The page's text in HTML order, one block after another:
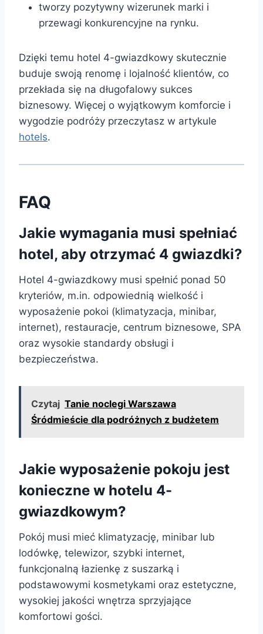
tworzy pozytywny wizerunek marki i
przewagi konkurencyjne na rynku.
Dzięki temu hotel 4-gwiazdkowy skutecznie
buduje swoją renomę i lojalność klientów, co
przekłada się na długofalowy sukces
biznesowy. Więcej o wyjątkowym komforcie i
wygodzie podróży przeczytasz w artykule
hotels.
FAQ
Jakie wymagania musi spełniać
hotel, aby otrzymać 4 gwiazdki?
Hotel 4-gwiazdkowy musi spełnić ponad 50
kryteriów, m.in. odpowiednią wielkość i
wyposażenie pokoi (klimatyzacja, minibar,
internet), restauracje, centrum biznesowe, SPA
oraz wysokie standardy obsługi i
bezpieczeństwa.
Czytaj Tanie noclegi Warszawa
Śródmieście dla podróżnych z budżetem
Jakie wyposażenie pokoju jest
konieczne w hotelu 4-
gwiazdkowym?
Pokój musi mieć klimatyzację, minibar lub
lodówkę, telewizor, szybki internet,
funkcjonalną łazienkę z suszarką i
podstawowymi kosmetykami oraz estetyczne,
wysokiej jakości wnętrza sprzyjające
komfortowi gości.